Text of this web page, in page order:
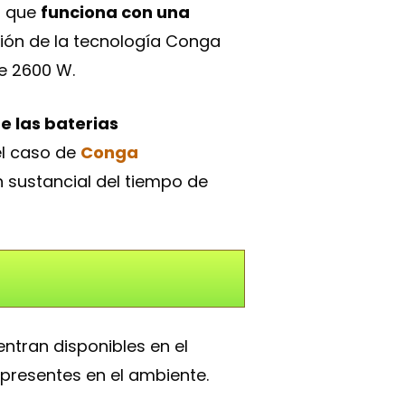
funciona con una
de la tecnología Conga
2600 W.
las baterias
caso de Conga
del tiempo de
disponibles en el
en el ambiente.